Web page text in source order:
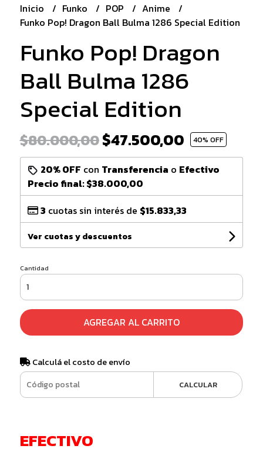
Inicio Funko POP
Anime
Funko Pop! Dragon Ball Bulma 1286 Special Edition
Funko Pop! Dragon
Ball Bulma 1286
Special Edition
$80.000,00$47.500,00 40% OFF
20% OFF con Transferencia o Efectivo
Precio final:$38.000,00
3 cuotas sin interés de $15.833,33
Ver cuotas y descuentos
Cantidad
AGREGAR AL CARRITO
Calculá el costo de envío
CALCULAR
EFECTIVO